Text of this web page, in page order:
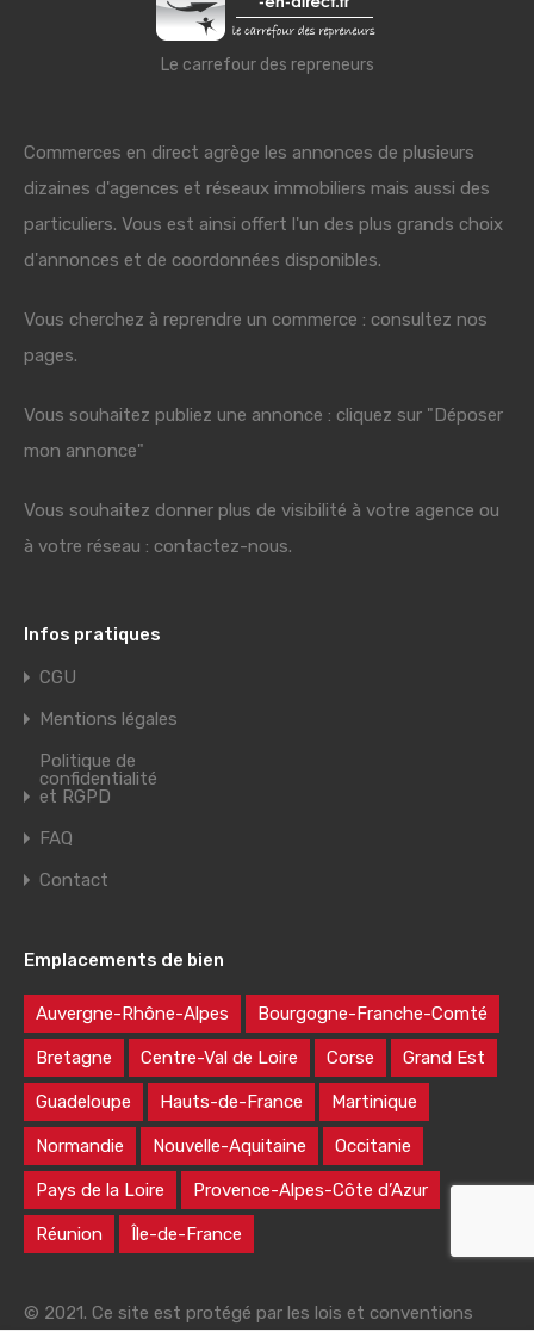
Le carrefour des repreneurs
Commerces en direct agrège les annonces de plusieurs
dizaines d'agences et réseaux immobiliers mais aussi des
particuliers. Vous est ainsi offert l'un des plus grands choix
d'annonces et de coordonnées disponibles.
Vous cherchez à reprendre un commerce : consultez nos
pages.
Vous souhaitez publiez une annonce : cliquez sur "Déposer
mon annonce"
Vous souhaitez donner plus de visibilité à votre agence ou
à votre réseau : contactez-nous.
Infos pratiques
CGU
Mentions légales
Politique de
confidentialité
et RGPD
FAQ
Contact
Emplacements de bien
Auvergne-Rhône-Alpes Bourgogne-Franche-Comté
Bretagne Centre-Val de Loire Corse Grand Est
Guadeloupe Hauts-de-France Martinique
Normandie Nouvelle-Aquitaine Occitanie
Pays de la Loire Provence-Alpes-Côte d’Azur
Réunion Île-de-France
© 2021. Ce site est protégé par les lois et conventions